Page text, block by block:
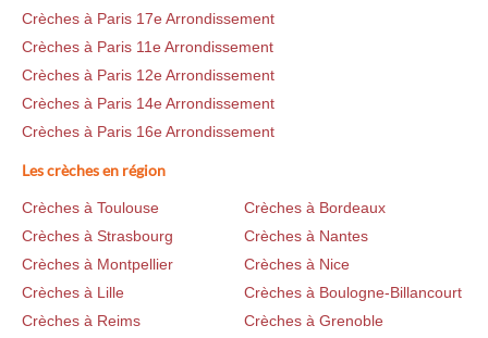
Crèches à Paris 17e Arrondissement
Crèches à Paris 11e Arrondissement
Crèches à Paris 12e Arrondissement
Crèches à Paris 14e Arrondissement
Crèches à Paris 16e Arrondissement
Les crèches en région
Crèches à Toulouse
Crèches à Bordeaux
Crèches à Strasbourg
Crèches à Nantes
Crèches à Montpellier
Crèches à Nice
Crèches à Lille
Crèches à Boulogne-Billancourt
Crèches à Reims
Crèches à Grenoble